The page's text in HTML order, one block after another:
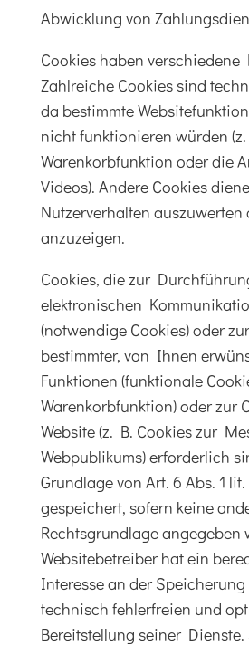
Abwicklung von
Cookies haben verschiedene
Zahlreiche Cookies sind
da bestimmte
nicht funktionieren würden
Warenkorbfunktion oder die
Videos). Andere Cookies
Nutzerverhalten auszuwerten
anzuzeigen.
Cookies, die zur
elektronischen
(notwendige Cookies) oder
bestimmter, von Ihnen
Funktionen (funktionale
Warenkorbfunktion) oder zur
Website (z. B. Cookies zur
Webpublikums) erforderlich
Grundlage von Art. 6 Abs. 1
gespeichert, sofern keine
Rechtsgrundlage angegeben
Websitebetreiber hat ein
Interesse an der
technisch fehlerfreien und
Bereitstellung seiner